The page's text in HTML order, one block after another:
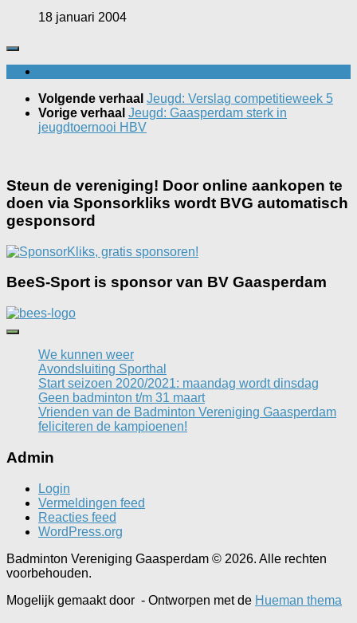
18 januari 2004
Volgende verhaal Jeugd: Verslag competitieweek 5
Vorige verhaal Jeugd: Gaasperdam sterk in
jeugdtoernooi HBV
Steun de vereniging! Door online aankopen te
doen via Sponsorkliks wordt BVG automatisch
gesponsord
BeeS-Sport is sponsor van BV Gaasperdam
We kunnen weer
Avondsluiting Sporthal
Start seizoen 2020/2021: maandag wordt dinsdag
Geen badminton t/m 31 maart
Vrienden van de Badminton Vereniging Gaasperdam
feliciteren de kampioenen!
Admin
Login
Vermeldingen feed
Reacties feed
WordPress.org
Badminton Vereniging Gaasperdam © 2026. Alle rechten
voorbehouden.
Mogelijk gemaakt door - Ontworpen met de Hueman thema